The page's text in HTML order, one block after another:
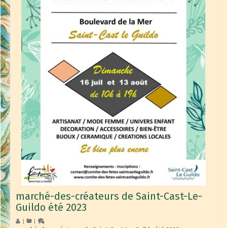
marché-des-créateurs de Saint-Cast-Le-
Guildo été 2023